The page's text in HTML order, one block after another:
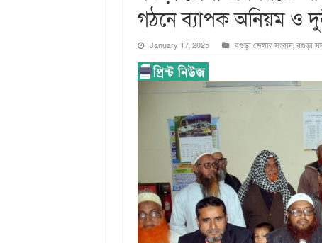
গঠনে ব্যাপক অনিয়ম ও
January 17, 2025 বগুড়া জেলার সংবাদ,বগুড়া